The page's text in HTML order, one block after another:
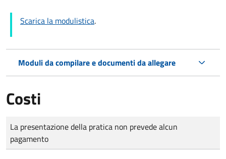
Scarica la modulistica.
Moduli da compilare e documenti da allegare
Costi
Tipo di pagamento
Importo
La presentazione della pratica non prevede alcun
pagamento